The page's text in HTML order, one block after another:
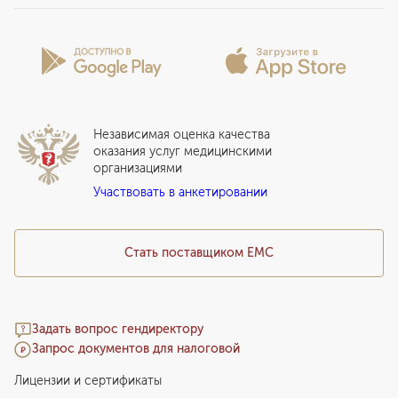
Лицензии и сертификаты
Сотрудничество
Вакцинация
Стационар
Прайс-лист
Подарочный сертификат EMC
Медицинский туризм
Вопросы и ответы
Статьи
Программы привилегий
Стать поставщиком ЕМС
Задать вопрос гендиректору
Запрос документов для налоговой
Независимая оценка качества
оказания услуг медицинскими
организациями
Участвовать в анкетировании
Лицензии и сертификаты